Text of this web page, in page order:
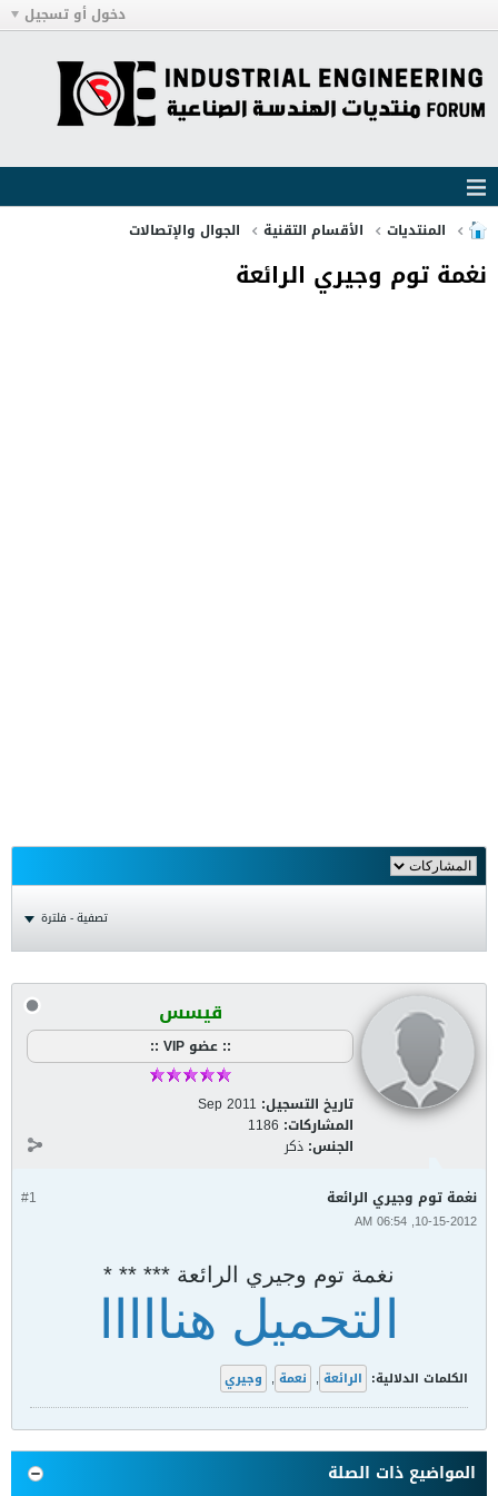
دخول أو تسجيل
المنتديات الأقسام التقنية الجوال والإتصالات
نغمة توم وجيري الرائعة
تصفية - فلترة
قيسس
:: عضو VIP ::
تاريخ التسجيل: Sep 2011
المشاركات: 1186
الجنس: ذكر
#1 نغمة توم وجيري الرائعة
10-15-2012, 06:54 AM
نغمة توم وجيري الرائعة *** ** *
التحميل هنااااا
الكلمات الدلالية: الرائعة , نعمة , وجيري
المواضيع ذات الصلة